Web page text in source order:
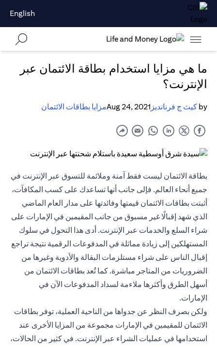
English
ما هي مزايا استخدام بطاقة الائتمان عبر
الإنترنت؟
by كيث ج فرنانديز Aug 24, 2021مزايا بطاقات الائتمان
بطاقة الائتمان ليست فقط آمنة وملائمة للتسوق عبر الإنترنت في
جميع أنحاء العالم. فإلى جانب أنها تساعدك على كسب المكافآت،
أثبتت بطاقات الائتمان قيمتها وفائدتها على مدار العام الماضي
الذي شهد إقبالًا غير مسبوق من جانب المقيمين في الإمارات على
شراء السلع والخدمات عبر الإنترنت. أدى هذا التحول في سلوك
المستهلكين إلى زيادة مماثلة في المدفوعات الرقمية نتيجة تراجع
إقبال الناس على شراء مستلزمات البقالة والأدوية وغيرها من
الضروريات من المتاجر مباشرة. كما تُعد بطاقات الائتمان من
أسهل الطرق وأكثرها ملاءمة لسداد المدفوعات الآن في
الإمارات.
ولكن بصرف النظر عن جدواها من الناحية العملية، توفر بطاقات
الائتمان للمقيمين في الإمارات مجموعة من المزايا الأخرى عند
استخدامها في عمليات الشراء عبر الإنترنت. في كثير من الحالات،